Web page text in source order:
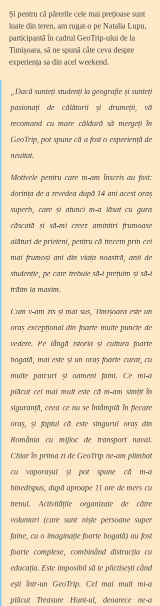
Și pentru că părerile cele mai prețioase sunt
luate din teren, am rugat-o pe Natalia Lupu,
participantă în cadrul GeoTrip-ului de la
Timișoara, să ne spună câte ceva despre
experiența sa din acel weekend.
„Dacă sunteți studenți la geografie și sunteți
pasionați de călătorii și drumeții, vă
recomand cu mare căldură să mergeți în
GeoTrip, pot spune că a fost o experiență de
neuitat.
Motivele pentru care m-am înscris au fost:
dorința de a revedea după 14 ani acest oraș
superb, care și atunci m-a lăsat cu gura
căscată și să-mi creez amintiri frumoase
alături de prieteni, pentru că trecem prin cei
mai frumoși ani din viața noastră, anii de
studenție, pe care trebuie să-i prețuim și să-i
trăim la maxim.
Cum v-am zis și mai sus, Timișoara este un
oraș excepțional din foarte multe puncte de
vedere. Pe lângă istoria și cultura foarte
bogată, mai este și un oraș foarte curat, cu
multe parcuri și oameni faini. Ce mi-a
plăcut cel mai mult este că m-am simțit în
siguranță, ceea ce nu se întâmplă în fiecare
oraș, și faptul că este singurul oraș din
România cu mijloc de transport naval.
Chiar în prima zi de GeoTrip ne-am plimbat
cu vaporașul și pot spune că m-a
binedispus, după aproape 11 ore de mers cu
trenul. Activitățile organizate de către
voluntari (care sunt niște persoane super
faine, cu o imaginație foarte bogată) au fost
foarte complexe, combinând distracția cu
educația. Este imposibil să te plictisești când
ești într-un GeoTrip. Cel mai mult mi-a
plăcut Treasure Hunt-ul, deoarece ne-a